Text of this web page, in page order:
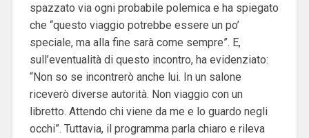
spazzato via ogni probabile polemica e ha spiegato
che “questo viaggio potrebbe essere un po’
speciale, ma alla fine sarà come sempre”. E,
sull’eventualità di questo incontro, ha evidenziato:
“Non so se incontrerò anche lui. In un salone
riceverò diverse autorità. Non viaggio con un
libretto. Attendo chi viene da me e lo guardo negli
occhi”. Tuttavia, il programma parla chiaro e rileva